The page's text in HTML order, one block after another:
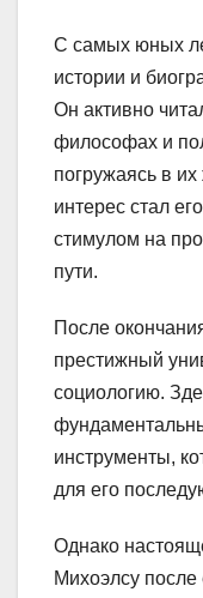
С самых юных
истории и
Он активно
философах и
погружаясь в
интерес стал
стимулом на
пути.
После
престижный
социологию.
инструменты,
для его
Однако
Михоэлсу после